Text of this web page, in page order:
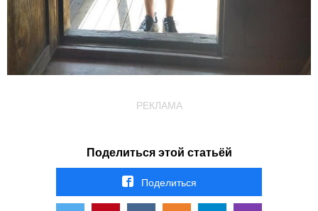
РЕКЛАМА
Поделиться этой статьёй
Поделиться